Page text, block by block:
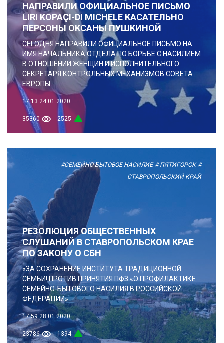
НАПРАВИЛИ ОФИЦИАЛЬНОЕ ПИСЬМО
LIRI KOPAÇI-DI MICHELE КАСАТЕЛЬНО
ПЕРСОНЫ ОКСАНЫ ПУШКИНОЙ
СЕГОДНЯ НАПРАВИЛИ ОФИЦИАЛЬНОЕ ПИСЬМО НА
ИМЯ НАЧАЛЬНИКА ОТДЕЛА ПО БОРЬБЕ С НАСИЛИЕМ
В ОТНОШЕНИИ ЖЕНЩИН И ИСПОЛНИТЕЛЬНОГО
СЕКРЕТАРЯ КОНТРОЛЬНЫХ МЕХАНИЗМОВ СОВЕТА
ЕВРОПЫ
17:13 24.01.2020
35360 2525
#СЕМЕЙНО-БЫТОВОЕ НАСИЛИЕ # ПЯТИГОРСК #
СТАВРОПОЛЬСКИЙ КРАЙ
РЕЗОЛЮЦИЯ ОБЩЕСТВЕННЫХ
СЛУШАНИЙ В СТАВРОПОЛЬСКОМ КРАЕ
ПО ЗАКОНУ О СБН
«ЗА СОХРАНЕНИЕ ИНСТИТУТА ТРАДИЦИОННОЙ
СЕМЬИ! ПРОТИВ ПРИНЯТИЯ ПФЗ «О ПРОФИЛАКТИКЕ
СЕМЕЙНО-БЫТОВОГО НАСИЛИЯ В РОССИЙСКОЙ
ФЕДЕРАЦИИ»
17:59 28.01.2020
23786 1394